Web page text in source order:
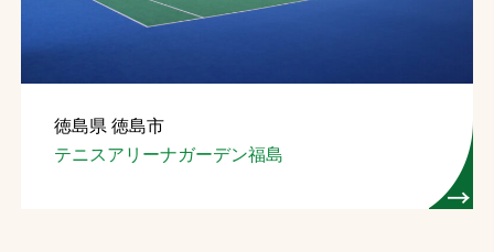
徳島県 徳島市
テニスアリーナガーデン福島